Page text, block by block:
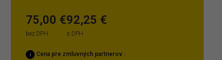
75,00 €
bez DPH
92,25 €
s DPH
i
Cena pre zmluvných partnerov :